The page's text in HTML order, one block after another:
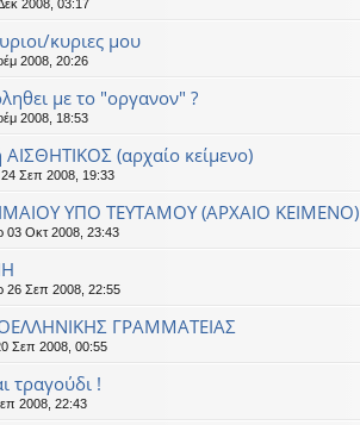
2008, 03:17
κυριες μου
2008, 20:26
με το "οργανον" ?
2008, 18:53
(αρχαίο κείμενο)
24 Σεπ 2008, 19:33
ΥΠΟ ΤΕΥΤΑΜΟΥ (ΑΡΧΑΙΟ ΚΕΙΜΕΝΟ)
03 Οκτ 2008, 23:43
26 Σεπ 2008, 22:55
ΓΡΑΜΜΑΤΕΙΑΣ
Σεπ 2008, 00:55
τραγούδι !
2008, 22:43